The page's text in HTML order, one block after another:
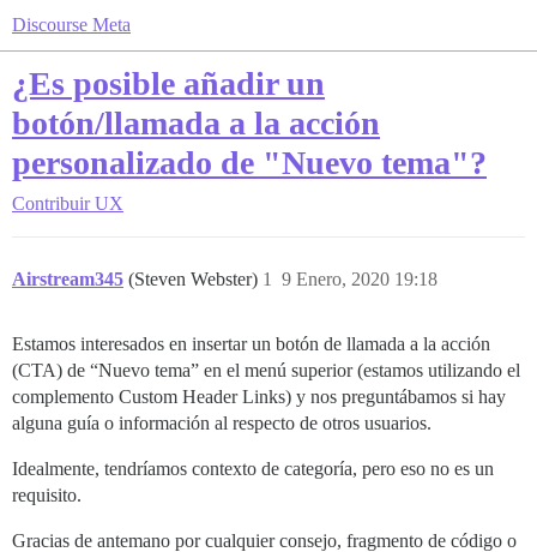
Discourse Meta
¿Es posible añadir un
botón/llamada a la acción
personalizado de "Nuevo tema"?
Contribuir UX
Airstream345 (Steven Webster) 9 Enero, 2020 19:18
1
Estamos interesados en insertar un botón de llamada a la acción
(CTA) de “Nuevo tema” en el menú superior (estamos utilizando el
complemento Custom Header Links) y nos preguntábamos si hay
alguna guía o información al respecto de otros usuarios.
Idealmente, tendríamos contexto de categoría, pero eso no es un
requisito.
Gracias de antemano por cualquier consejo, fragmento de código o